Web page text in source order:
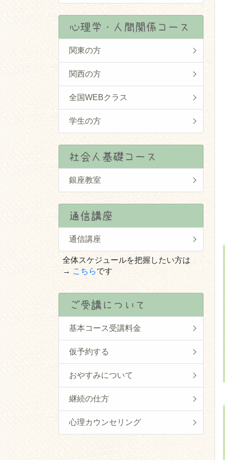
心理学・人間関係コース
関東の方
関西の方
全国WEBクラス
学生の方
社会人基礎コース
銀座教室
通信講座
通信講座
全体スケジュールを把握したい方は
→ こちらです
ご受講について
基本コース受講料金
仮予約する
おやすみについて
継続の仕方
心理カウンセリング